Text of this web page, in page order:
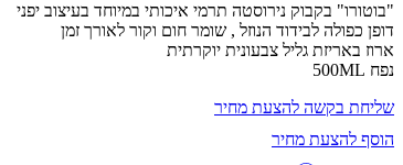
"בוטורו" בקבוק נירוסטה תרמי איכותי במיוחד בעיצוב יפני
דופן כפולה לבידוד הנוזל , שומר חום וקור לאורך זמן
ארוז באריזת גליל צבעונית יוקרתית
נפח 500ML
שליחת בקשה להצעת מחיר